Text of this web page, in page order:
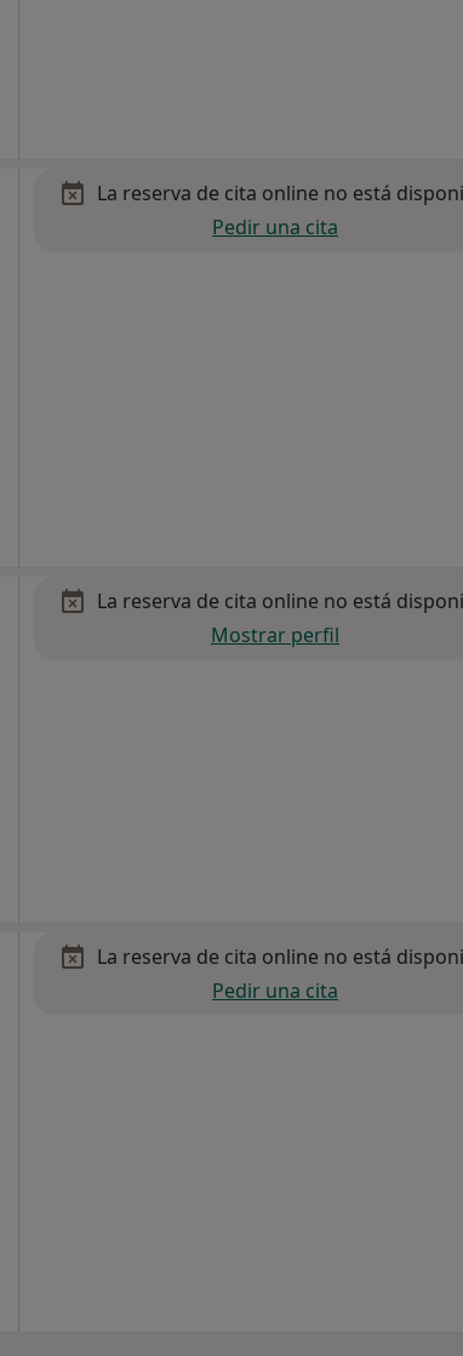
La reserva de cita online no está
Pedir una cita
La reserva de cita online no está
Mostrar perfil
La reserva de cita online no está
Pedir una cita